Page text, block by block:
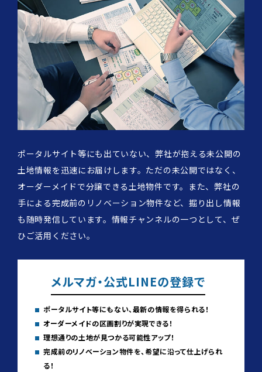
ポータルサイト等にも出ていない、弊社が抱える未公開の
土地情報を迅速にお届けします。ただの未公開ではなく、
オーダーメイドで分譲できる土地物件です。また、弊社の
手による完成前のリノベーション物件など、掘り出し情報
も随時発信しています。情報チャンネルの一つとして、ぜ
ひご活用ください。
メルマガ・公式LINEの登録で
ポータルサイト等にもない、最新の情報を得られる！
オーダーメイドの区画割りが実現できる！
理想通りの土地が見つかる可能性アップ！
完成前のリノベーション物件を、希望に沿って仕上げられ
る！